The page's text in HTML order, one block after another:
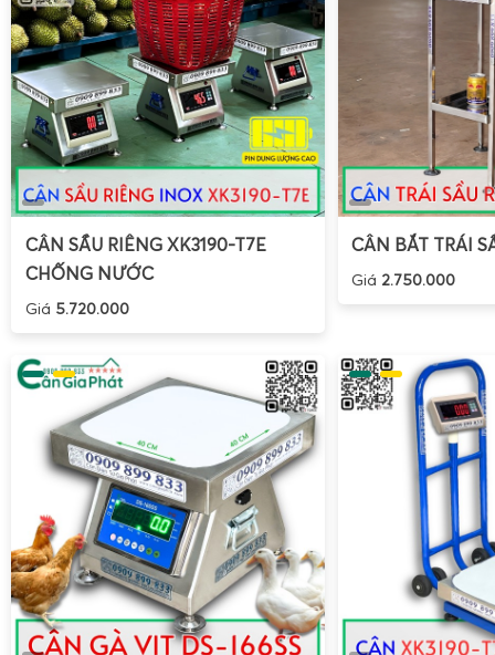
CÂN SẦU RIÊNG XK3190-T7E
CHỐNG NƯỚC
Giá 5.720.000
CÂN BẮT TRÁI
Giá 2.750.000